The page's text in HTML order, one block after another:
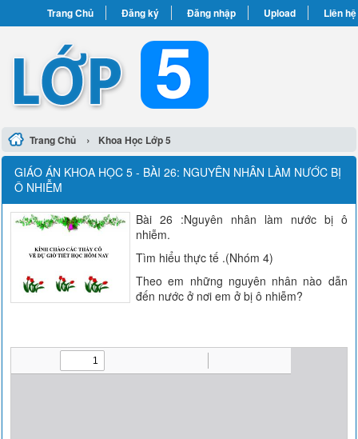
Trang Chủ Đăng ký Đăng nhập Upload Liên hệ
Trang Chủ › Khoa Học Lớp 5
GIÁO ÁN KHOA HỌC 5 - BÀI 26: NGUYÊN NHÂN LÀM NƯỚC BỊ
Ô NHIỄM
Bài 26 :Nguyên nhân làm nước bị ô
nhiễm.
Tìm hiểu thực tế .(Nhóm 4)
Theo em những nguyên nhân nào dẫn
đến nước ở nơi em ở bị ô nhiễm?